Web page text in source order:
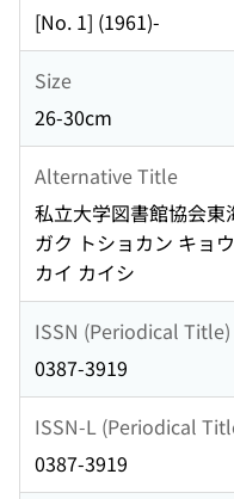
[No. 1] (1961)-
Size
26-30cm
Alternative Title
私立大学図書館協会東
ガク トショカン キョ
カイ カイシ
ISSN (Periodical Title)
0387-3919
ISSN-L (Periodical
0387-3919